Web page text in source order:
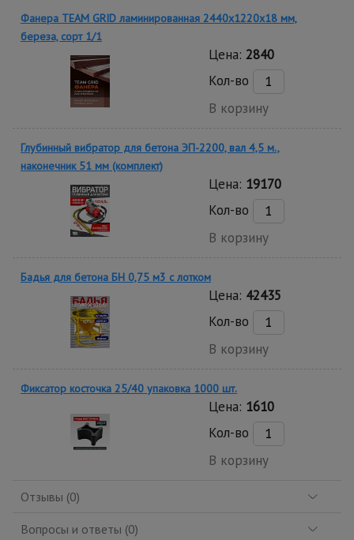
Фанера TEAM GRID ламинированная 2440х1220х18 мм,
береза, сорт 1/1
Цена: 2840
Кол-во
В корзину
Глубинный вибратор для бетона ЭП-2200, вал 4,5 м.,
наконечник 51 мм (комплект)
Цена: 19170
Кол-во
В корзину
Бадья для бетона БН 0,75 м3 с лотком
Цена: 42435
Кол-во
В корзину
Фиксатор косточка 25/40 упаковка 1000 шт.
Цена: 1610
Кол-во
В корзину
Отзывы (0)
Вопросы и ответы (0)